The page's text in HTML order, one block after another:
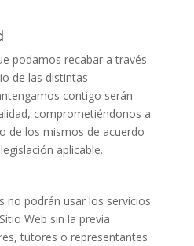
podamos recabar a través
de las distintas
contigo serán
comprometiéndonos a
de los mismos de acuerdo
aplicable.
no podrán usar los servicios
Web sin la previa
tutores o representantes